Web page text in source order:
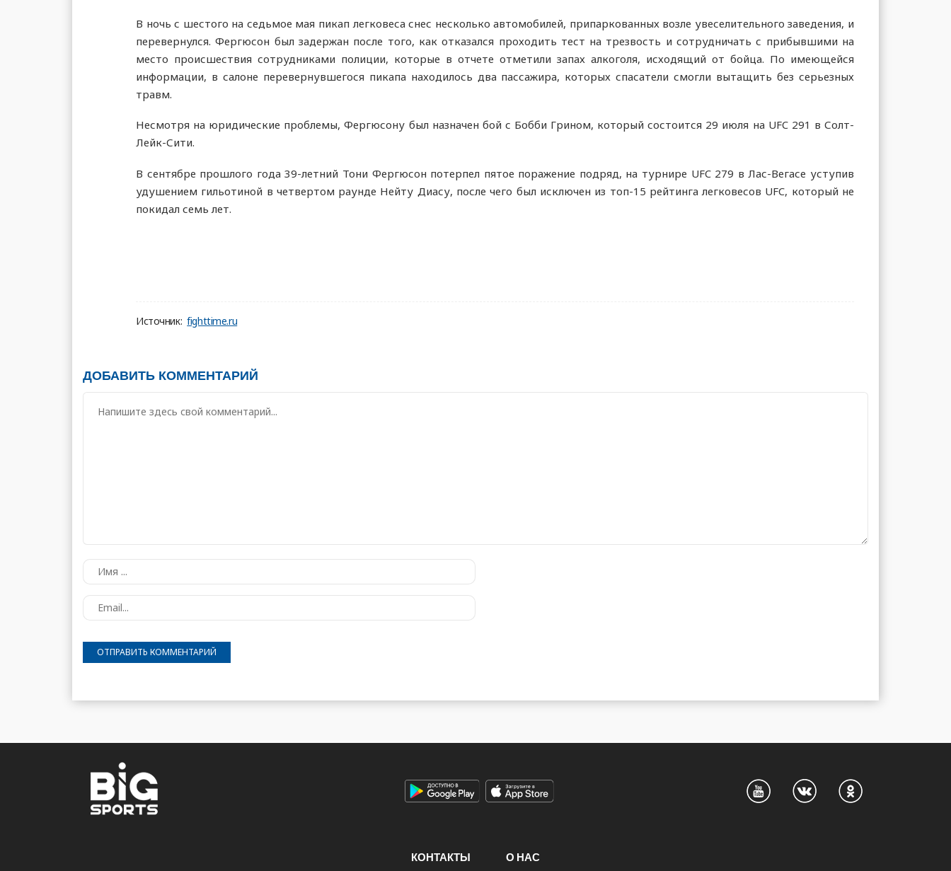
В ночь с шестого на седьмое мая пикап легковеса снес несколько автомобилей, припаркованных возле увеселительного заведения, и
перевернулся. Фергюсон был задержан после того, как отказался проходить тест на трезвость и сотрудничать с прибывшими на
место происшествия сотрудниками полиции, которые в отчете отметили запах алкоголя, исходящий от бойца. По имеющейся
информации, в салоне перевернувшегося пикапа находилось два пассажира, которых спасатели смогли вытащить без серьезных
травм.
Несмотря на юридические проблемы, Фергюсону был назначен бой с Бобби Грином, который состоится 29 июля на UFC 291 в Солт-
Лейк-Сити.
В сентябре прошлого года 39-летний Тони Фергюсон потерпел пятое поражение подряд, на турнире UFC 279 в Лас-Вегасе уступив
удушением гильотиной в четвертом раунде Нейту Диасу, после чего был исключен из топ-15 рейтинга легковесов UFC, который не
покидал семь лет.
Источник: fighttime.ru
ДОБАВИТЬ КОММЕНТАРИЙ
КОНТАКТЫ О НАС